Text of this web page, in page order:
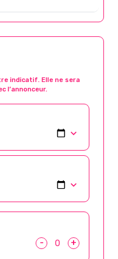
indicatif. Elle ne sera
l’annonceur.
- +